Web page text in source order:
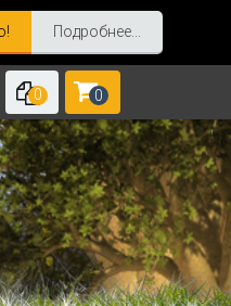
Подробнее...
0 0